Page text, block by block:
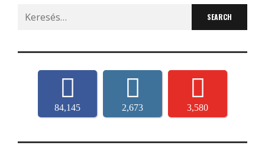
Search
for:
84,145 2,673 3,580